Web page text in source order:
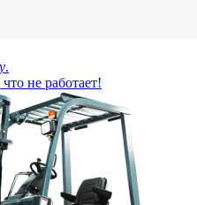
.
не работает!